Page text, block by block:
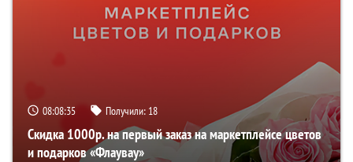
08:08:34 Получили: 18
Скидка 1000р. на первый заказ на маркетплейсе цветов
и подарков «Флаувау»